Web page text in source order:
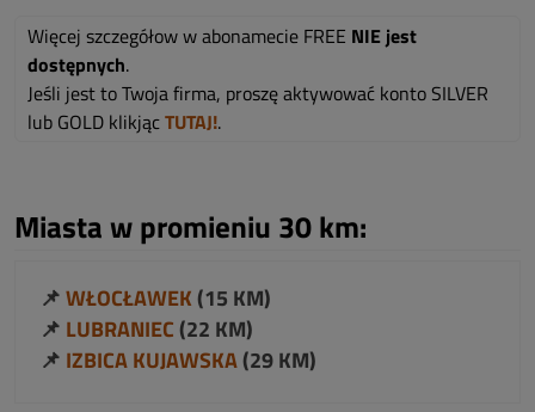
Więcej szczegółow w abonamecie FREE NIE jest
dostępnych.
Jeśli jest to Twoja firma, proszę aktywować konto SILVER
lub GOLD klikjącTUTAJ!.
Miasta w promieniu 30 km:
📌WŁOCŁAWEK(15 KM)
📌 LUBRANIEC(22 KM)
📌 IZBICA KUJAWSKA(29 KM)